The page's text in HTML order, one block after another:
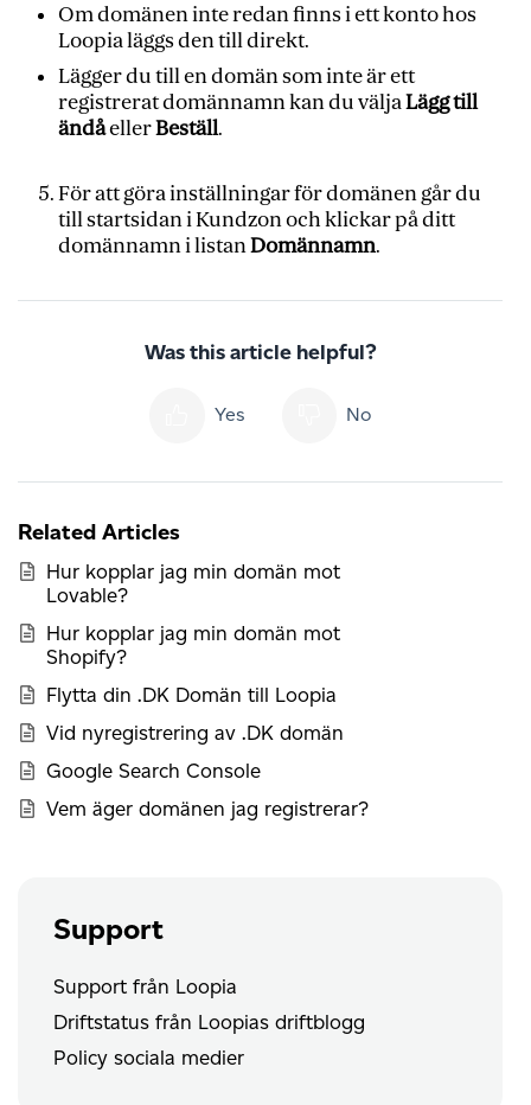
Om domänen inte redan finns i ett konto hos
Loopia läggs den till direkt.
Lägger du till en domän som inte är ett
registrerat domännamn kan du väljaLägg till
ändåellerBeställ.
För att göra inställningar för domänen går du
till startsidan i Kundzon och klickar på ditt
domännamn i listanDomännamn.
Was this article helpful?
Yes No
Related Articles
Hur kopplar jag min domän mot
Lovable?
Hur kopplar jag min domän mot
Shopify?
Flytta din .DK Domän till Loopia
Vid nyregistrering av .DK domän
Google Search Console
Vem äger domänen jag registrerar?
Support
Support från Loopia
Driftstatus från Loopias driftblogg
Policy sociala medier